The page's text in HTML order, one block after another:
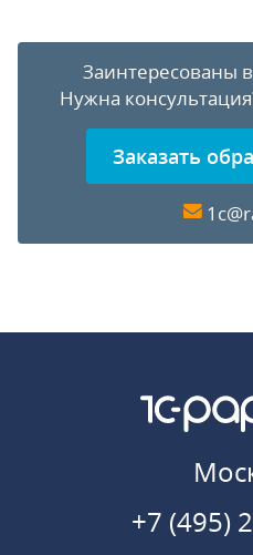
Заинтересованы
Нужна
Заказать
+7 (495)